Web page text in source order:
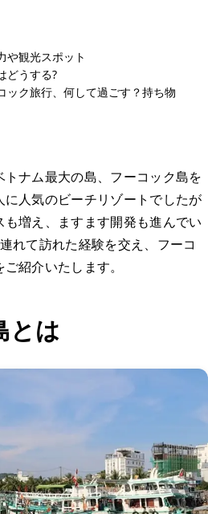
や観光スポット
どうする?
ック旅行、何して過ごす？持ち物
ナム最大の島、フーコック島を
人気のビーチリゾートでしたが
増え、ますます開発も進んでい
れて訪れた経験を交え、フーコ
紹介いたします。
とは